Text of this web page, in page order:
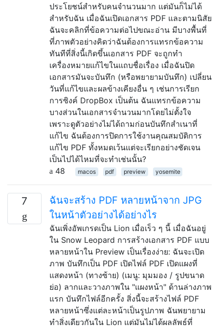
ประโยชน์สำหรับคนจำนวนมาก แต่มันก็ไม่ได้
สำหรับฉัน เมื่อฉันเปิดเอกสาร PDF และตามนิสัย
ฉันจะคลิกที่ข้อความต่อไปขณะอ่าน มีบางพื้นที่
ที่ภาพตัวอย่างคิดว่าฉันต้องการแทรกข้อความ
ทันทีที่สิ่งนี้เกิดขึ้นเอกสาร PDF จะถูกทำ
เครื่องหมายแก้ไขในแถบชื่อเรื่อง เมื่อฉันปิด
เอกสารมันจะบันทึก (หรือพยายามบันทึก) เปลี่ยน
วันที่แก้ไขและผลข้างเคียงอื่น ๆ เช่นการเรียก
การซิงค์ DropBox เป็นต้น ฉันแทรกข้อความ
บางส่วนในเอกสารจำนวนมากโดยไม่ตั้งใจ
เพราะดูตัวอย่างไม่ได้ถามก่อนบันทึกสำเนาที่
แก้ไข ฉันต้องการปิดการใช้งานคุณสมบัติการ
แก้ไข PDF ทั้งหมดเว้นแต่จะเรียกอย่างชัดเจน
เป็นไปได้ไหมที่จะทำเช่นนั้น?
48
macos pdf preview yosemite
7
ฉันจะสร้าง PDF หลายหน้าจาก JPG
ในหน้าตัวอย่างได้อย่างไร
ฉันเพิ่งอัพเกรดเป็น Lion เมื่อเร็ว ๆ นี้ เมื่อฉันอยู่
ใน Snow Leopard การสร้างเอกสาร PDF แบบ
หลายหน้าใน Preview เป็นเรื่องง่าย: ฉันจะเปิด
ภาพ บันทึกเป็น PDF เปิดไฟล์ PDF เปิดแผงที่
แสดงหน้า (ทางซ้าย) (เมนู: มุมมอง / รูปขนาด
ย่อ) ลากและวางภาพใน "แผงหน้า" ด้านล่างภาพ
แรก บันทึกไฟล์อีกครั้ง สิ่งนี้จะสร้างไฟล์ PDF
หลายหน้าซึ่งแต่ละหน้าเป็นรูปภาพ ฉันพยายาม
ทำสิ่งเดียวกันใน Lion แต่มันไม่ได้ผลลัพธ์ที่